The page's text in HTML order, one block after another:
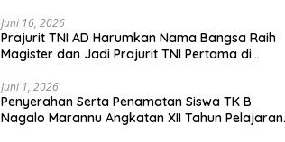
Juni 16, 2026
Prajurit TNI AD Harumkan Nama Bangsa Raih
Magister dan Jadi Prajurit TNI Pertama di
Juni 1, 2026
Penyerahan Serta Penamatan Siswa TK B
Nagalo Marannu Angkatan XII Tahun Pelajaran